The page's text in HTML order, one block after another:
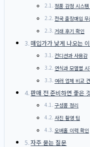
정품 감정 시스
전국 출장매입
거래 후기 확인
매입가가 낮게 나오는
컨디션과 사용감
연식과 모델별
여러 업체 비교
판매 전 준비하면 좋은
구성품 정리
사진 촬영 팁
오버홀 이력 확인
자주 묻는 질문